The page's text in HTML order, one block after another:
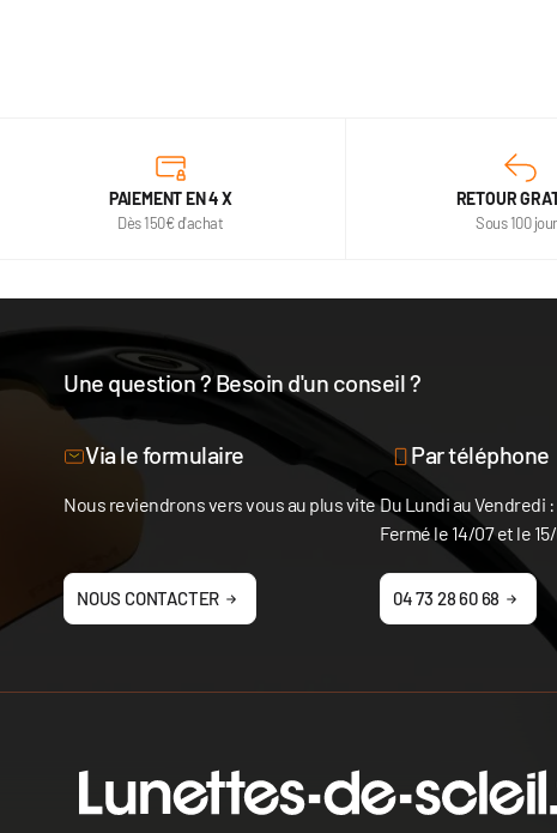
PAIEMENT EN 4 X
Dès 150€ d'achat
RETOUR
Sous 100
Une question ? Besoin d'un conseil ?
Notre équipe est à votre disposition
Via le formulaire Par téléphone
Nous reviendrons vers vous au plus vite
NOUS CONTACTER
Du Lundi au Vendredi :
Fermé le 14/07 et le
04 73 28 60 68